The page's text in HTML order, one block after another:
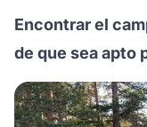
Encontrar el
de que sea apto